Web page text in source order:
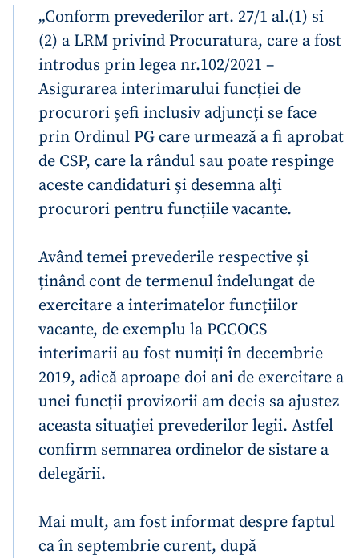
„Conform prevederilor art. 27/1 al.(1) si
(2) a LRM privind Procuratura, care a fost
introdus prin legea nr.102/2021 –
Asigurarea interimarului funcției de
procurori șefi inclusiv adjuncți se face
prin Ordinul PG care urmează a fi aprobat
de CSP, care la rândul sau poate respinge
aceste candidaturi și desemna alți
procurori pentru funcțiile vacante.
Având temei prevederile respective și
ținând cont de termenul îndelungat de
exercitare a interimatelor funcțiilor
vacante, de exemplu la PCCOCS
interimarii au fost numiți în decembrie
2019, adică aproape doi ani de exercitare a
unei funcții provizorii am decis sa ajustez
aceasta situației prevederilor legii. Astfel
confirm semnarea ordinelor de sistare a
delegării.
Mai mult, am fost informat despre faptul
ca în septembrie curent, după